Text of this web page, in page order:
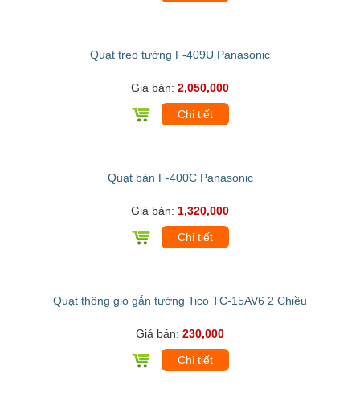
Quạt treo tường F-409U Panasonic
Giá bán: 2,050,000
Chi tiết
Quạt bàn F-400C Panasonic
Giá bán: 1,320,000
Chi tiết
TICO TC-15AV6
Quạt thông gió gắn tường Tico TC-15AV6 2 Chiều
Giá bán: 230,000
Chi tiết